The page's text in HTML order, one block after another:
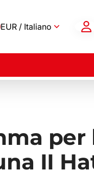
EUR / Italiano
II